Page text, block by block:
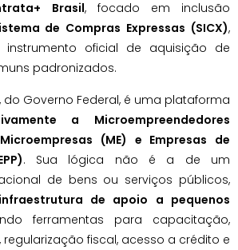
Brasil, focado em inclusão
de Compras Expressas (SICX),
instrumento oficial de aquisição de
padronizados.
, do Governo Federal, é uma plataforma
a Microempreendedores
(ME) e Empresas de
. Sua lógica não é a de um
de bens ou serviços públicos,
infraestrutura de apoio a pequenos
ferramentas para capacitação,
fiscal, acesso a crédito e